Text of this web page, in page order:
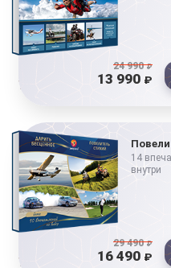
24 990₽
13 990 ₽
14
внутри
29 490₽
16 490 ₽